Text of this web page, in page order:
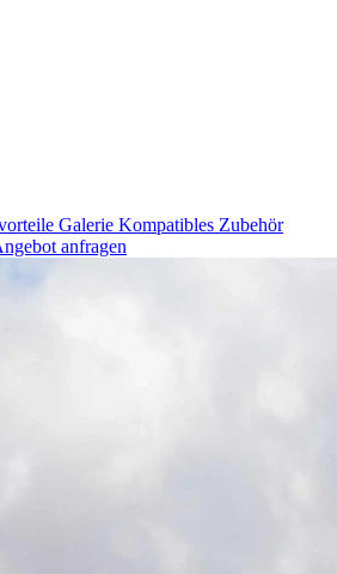
GalerieKompatibles Zubehör
anfragen